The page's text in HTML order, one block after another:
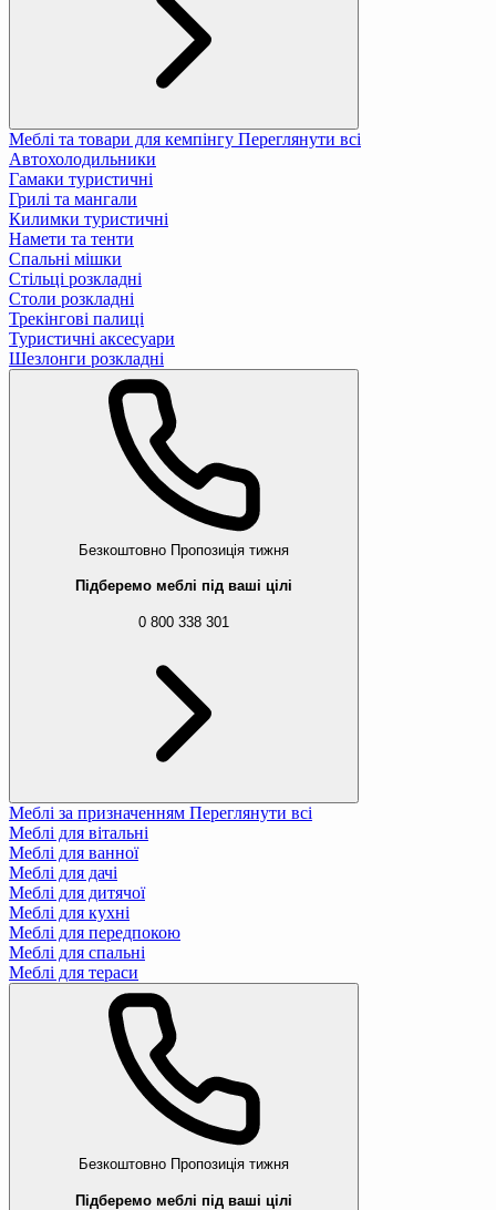
Меблі та товари для кемпінгу Переглянути всі
Автохолодильники
Гамаки туристичні
Грилі та мангали
Килимки туристичні
Намети та тенти
Спальні мішки
Стільці розкладні
Столи розкладні
Трекінгові палиці
Туристичні аксесуари
Шезлонги розкладні
Безкоштовно Пропозиція тижня
Підберемо меблі під ваші цілі
0 800 338 301
Меблі за призначенням Переглянути всі
Меблі для вітальні
Меблі для ванної
Меблі для дачі
Меблі для дитячої
Меблі для кухні
Меблі для передпокою
Меблі для спальні
Меблі для тераси
Безкоштовно Пропозиція тижня
Підберемо меблі під ваші цілі